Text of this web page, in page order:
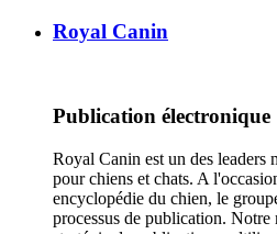
Royal Canin
Publication électronique
Royal Canin est un des leaders
pour chiens et chats. A
encyclopédie du chien, le
processus de publication.